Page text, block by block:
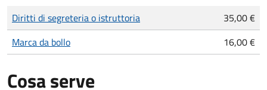
Tipo di pagamento
Importo
Diritti di segreteria o istruttoria
35,00 €
Marca da bollo
16,00 €
Cosa serve